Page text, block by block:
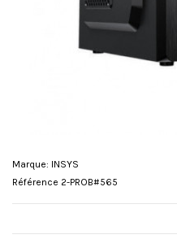
Marque: INSYS
Référence 2-PROB#565